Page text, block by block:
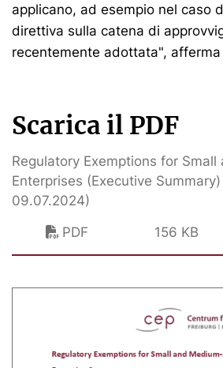
applicano, ad esempio nel caso
direttiva sulla catena di
recentemente adottata", afferma
Scarica il PDF
Regulatory Exemptions for
Enterprises (Executive
09.07.2024)
PDF
156 KB